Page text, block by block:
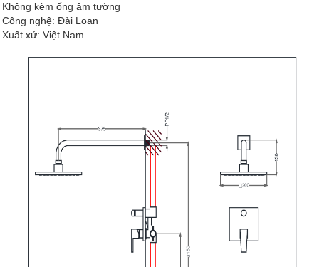
Không kèm ống âm tường
Công nghệ: Đài Loan
Xuất xứ: Việt Nam